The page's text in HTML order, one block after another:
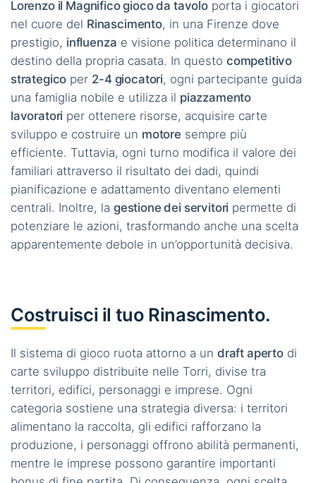
Lorenzo il Magnifico gioco da tavoloporta i giocatori
nel cuore del Rinascimento, in una Firenze dove
prestigio, influenza e visione politica determinano il
destino della propria casata. In questo competitivo
strategico per 2-4 giocatori, ogni partecipante guida
una famiglia nobile e utilizza il piazzamento
lavoratori per ottenere risorse, acquisire carte
sviluppo e costruire un motore sempre più
efficiente. Tuttavia, ogni turno modifica il valore dei
familiari attraverso il risultato dei dadi, quindi
pianificazione e adattamento diventano elementi
centrali. Inoltre, la gestione dei servitori permette di
potenziare le azioni, trasformando anche una scelta
apparentemente debole in un’opportunità decisiva.
Costruisci il tuo Rinascimento.
Il sistema di gioco ruota attorno a un draft apertodi
carte sviluppo distribuite nelle Torri, divise tra
territori, edifici, personaggi e imprese. Ogni
categoria sostiene una strategia diversa: i territori
alimentano la raccolta, gli edifici rafforzano la
produzione, i personaggi offrono abilità permanenti,
mentre le imprese possono garantire importanti